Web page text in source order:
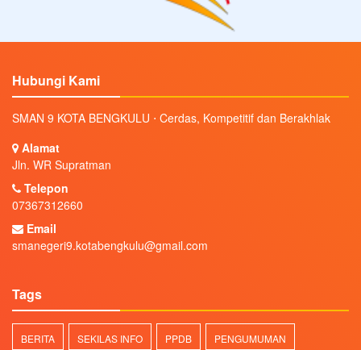
Hubungi Kami
SMAN 9 KOTA BENGKULU ⋅ Cerdas, Kompetitif dan Berakhlak
Alamat
Jln. WR Supratman
Telepon
07367312660
Email
smanegeri9.kotabengkulu@gmail.com
Tags
BERITA SEKILAS INFO PPDB PENGUMUMAN